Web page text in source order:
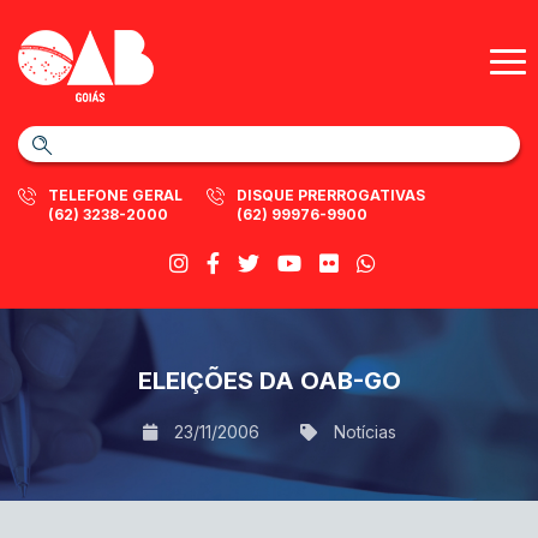
TELEFONE GERAL
(62) 3238-2000
DISQUE PRERROGATIVAS
(62) 99976-9900
ELEIÇÕES DA OAB-GO
23/11/2006 Notícias